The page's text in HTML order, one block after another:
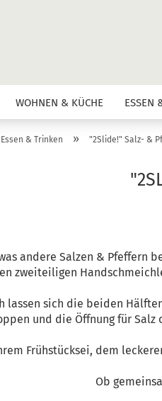
WOHNEN & KÜCHE ESSEN
Essen & Trinken » "2Slide!" Salz- &
andere Salzen & Pfeffern
zweiteiligen
lassen sich die beiden
und die Öffnung für Salz
Frühstücksei, dem
Ob